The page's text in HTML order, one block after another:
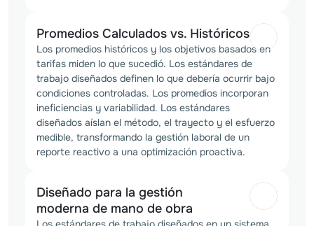
Promedios Calculados vs. Históricos
Los promedios históricos y los objetivos basados en
tarifas miden lo que sucedió. Los estándares de
trabajo diseñados definen lo que debería ocurrir bajo
condiciones controladas. Los promedios incorporan
ineficiencias y variabilidad. Los estándares
diseñados aíslan el método, el trayecto y el esfuerzo
medible, transformando la gestión laboral de un
reporte reactivo a una optimización proactiva.
Diseñado para la gestión
moderna de mano de obra